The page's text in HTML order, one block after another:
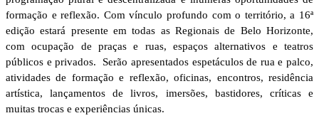
formação e reflexão. Com vínculo profundo com o território, a 16ª
edição estará presente em todas as Regionais de Belo Horizonte,
com ocupação de praças e ruas, espaços alternativos e teatros
públicos e privados. Serão apresentados espetáculos de rua e palco,
atividades de formação e reflexão, oficinas, encontros, residência
artística, lançamentos de livros, imersões, bastidores, críticas e
muitas trocas e experiências únicas.